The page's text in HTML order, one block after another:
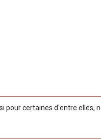
certaines d'entre elles,